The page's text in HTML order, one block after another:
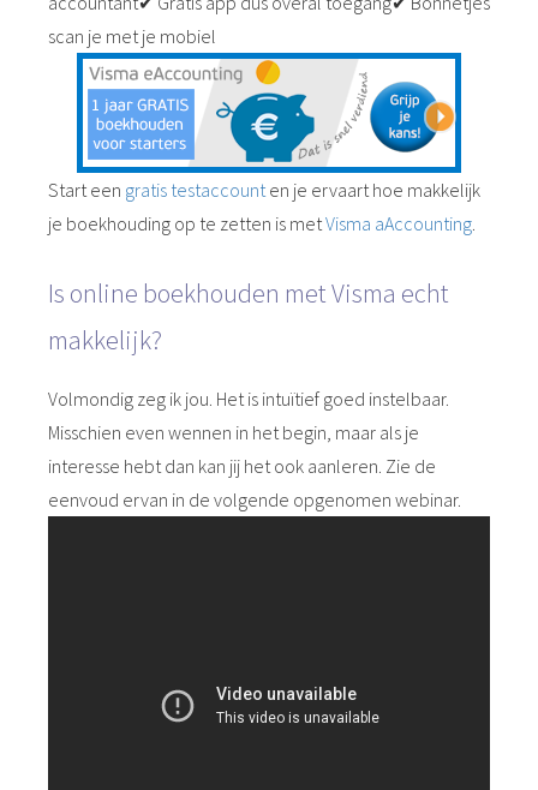
scan je met je mobiel
Start een gratis testaccounten je ervaart hoe makkelijk
je boekhouding op te zetten is metVisma aAccounting.
Is online boekhouden met Visma echt
makkelijk?
Volmondig zeg ik jou. Het is intuïtief goed instelbaar.
Misschien even wennen in het begin, maar als je
interesse hebt dan kan jij het ook aanleren. Zie de
eenvoud ervan in de volgende opgenomen webinar.